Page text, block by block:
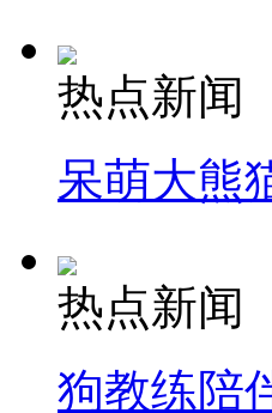
热点新闻
呆萌大熊
热点新闻
狗教练陪